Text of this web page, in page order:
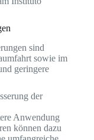
sind
sowie im
geringere
der
Anwendung
können dazu